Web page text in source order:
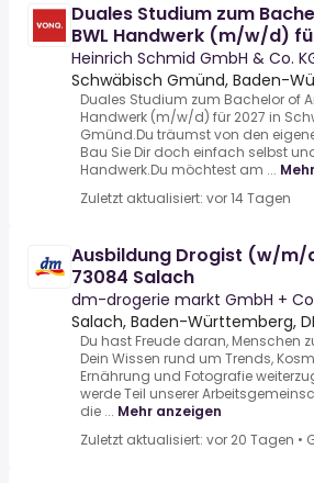
Duales Studium zum
BWL Handwerk (m/w/d)
Heinrich Schmid GmbH & Co.
Schwäbisch Gmünd, Baden-
Duales Studium zum Bachelor of
Handwerk (m/w/d) für 2027 in
Gmünd.Du träumst von den
Bau Sie Dir doch einfach selbst
Handwerk.Du möchtest am ...
Zuletzt aktualisiert: vor 14 Tagen
Ausbildung Drogist (w/m/
73084 Salach
dm-drogerie markt GmbH +
Salach, Baden-Württemberg,
Du hast Freude daran, Menschen
Dein Wissen rund um Trends,
Ernährung und Fotografie
werde Teil unserer
die ... Mehr anzeigen
Zuletzt aktualisiert: vor 20 Tagen •